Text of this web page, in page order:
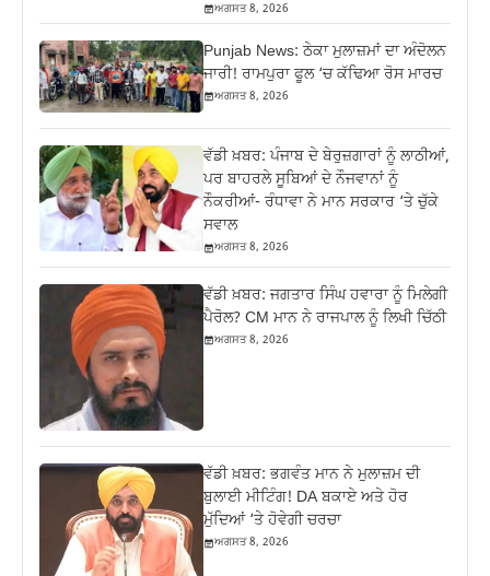
ਅਗਸਤ 8, 2026
Punjab News: ਠੇਕਾ ਮੁਲਾਜ਼ਮਾਂ ਦਾ ਅੰਦੋਲਨ
ਜਾਰੀ! ਰਾਮਪੁਰਾ ਫੂਲ ‘ਚ ਕੱਢਿਆ ਰੋਸ ਮਾਰਚ
ਅਗਸਤ 8, 2026
ਵੱਡੀ ਖ਼ਬਰ: ਪੰਜਾਬ ਦੇ ਬੇਰੁਜ਼ਗਾਰਾਂ ਨੂੰ ਲਾਠੀਆਂ,
ਪਰ ਬਾਹਰਲੇ ਸੂਬਿਆਂ ਦੇ ਨੌਜਵਾਨਾਂ ਨੂੰ
ਨੌਕਰੀਆਂ- ਰੰਧਾਵਾ ਨੇ ਮਾਨ ਸਰਕਾਰ ‘ਤੇ ਚੁੱਕੇ
ਸਵਾਲ
ਅਗਸਤ 8, 2026
ਵੱਡੀ ਖ਼ਬਰ: ਜਗਤਾਰ ਸਿੰਘ ਹਵਾਰਾ ਨੂੰ ਮਿਲੇਗੀ
ਪੈਰੋਲ? CM ਮਾਨ ਨੇ ਰਾਜਪਾਲ ਨੂੰ ਲਿਖੀ ਚਿੱਠੀ
ਅਗਸਤ 8, 2026
ਵੱਡੀ ਖ਼ਬਰ: ਭਗਵੰਤ ਮਾਨ ਨੇ ਮੁਲਾਜ਼ਮ ਦੀ
ਬੁਲਾਈ ਮੀਟਿੰਗ! DA ਬਕਾਏ ਅਤੇ ਹੋਰ
ਮੁੱਦਿਆਂ ‘ਤੇ ਹੋਵੇਗੀ ਚਰਚਾ
ਅਗਸਤ 8, 2026